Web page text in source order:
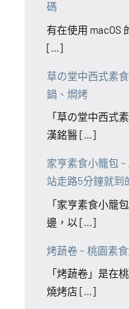
碼
有在使用 macOS
[...]
草の堂中西式素
鍋、焗烤
「草の堂中西式
漢銘醫 [...]
家亨素食小籠包
站走路5分鐘就到
「家亨素食小籠
邊，以 [...]
烤蔬卷 ~ 桃園素
「烤蔬卷」是在
燒烤店 [...]